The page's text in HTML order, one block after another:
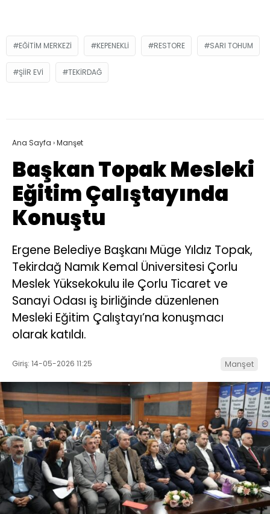
EĞITIM MERKEZI KEPENEKLI RESTORE SARI TOHUM
ŞIIR EVI TEKIRDAĞ
Ana Sayfa ›Manşet
Başkan Topak Mesleki
Eğitim Çalıştayında
Konuştu
Ergene Belediye Başkanı Müge Yıldız Topak,
Tekirdağ Namık Kemal Üniversitesi Çorlu
Meslek Yüksekokulu ile Çorlu Ticaret ve
Sanayi Odası iş birliğinde düzenlenen
Mesleki Eğitim Çalıştayı’na konuşmacı
olarak katıldı.
Giriş: 14-05-2026 11:25 Manşet